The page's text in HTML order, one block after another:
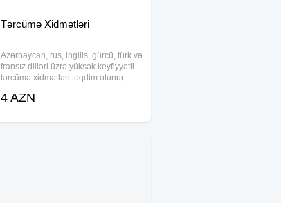
Tərcümə Xidmətləri
Azərbaycan, rus, ingilis, gürcü, türk və
fransız dilləri üzrə yüksək keyfiyyətli
tərcümə xidmətləri təqdim olunur.
ərizələri, şikayətlər və rəsmi
4 AZN